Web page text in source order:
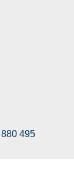
495